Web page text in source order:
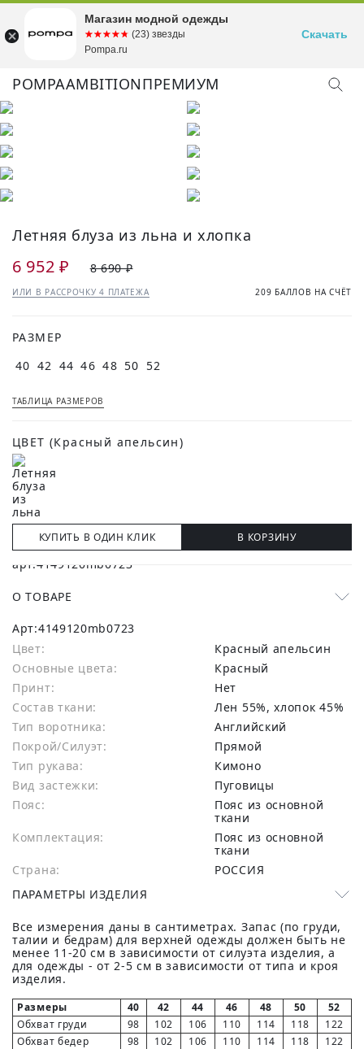
POMPAAMBITIONПРЕМИУМ
КУПИТЬ ОБРАЗ
Летняя блуза из льна и хлопка
6 952 ₽ 8 690 ₽
ИЛИ В РАССРОЧКУ 4 ПЛАТЕЖА 209 БАЛЛОВ НА СЧЁТ
РАЗМЕР
40 42 44 46 48 50 52
ТАБЛИЦА РАЗМЕРОВ
ЦВЕТ (Красный апельсин)
КУПИТЬ В ОДИН КЛИК В КОРЗИНУ
О ТОВАРЕ
Арт:4149120mb0723
Цвет:
Красный апельсин
Основные цвета:
красный
Принт:
Нет
Состав ткани:
лен 55%, хлопок 45%
Тип воротника:
Английский
Покрой/Силуэт:
Прямой
Тип рукава:
Кимоно
Вид застежки:
Пуговицы
Пояс:
Пояс из основной
ткани
Комплектация:
Пояс из основной
ткани
Страна:
РОССИЯ
ПАРАМЕТРЫ ИЗДЕЛИЯ
Все измерения даны в сантиметрах. Запас (по груди,
талии и бедрам) для верхней одежды должен быть не
менее 11-20 см в зависимости от силуэта изделия, а
для одежды - от 2-5 см в зависимости от типа и кроя
изделия.
Размеры 40 42 44 46 48 50
52
Обхват груди
98 102 106 110 114 118
122
Обхват бедер
98 102 106 110 114 118
122
Магазин модной одежды
☆☆☆☆☆
★★★★★ (23) звезды
Pompa.ru
Скачать